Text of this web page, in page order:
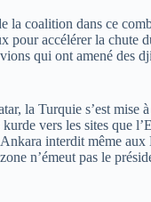
la coalition dans ce
pour accélérer la
qui ont amené des
la Turquie s’est
vers les sites que
interdit même
n’émeut pas le